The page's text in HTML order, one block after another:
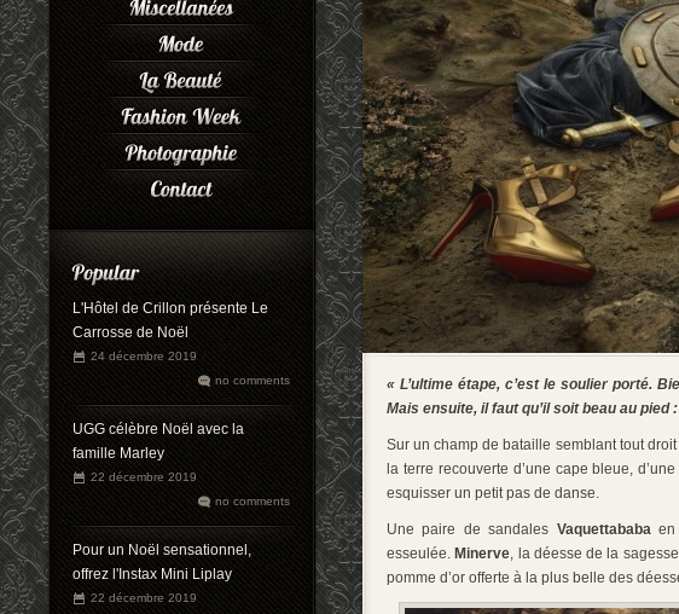
L'Hôtel de Crillon présente Le
Carrosse de Noël
24 décembre 2019
no comments
UGG célèbre Noël avec la
famille Marley
22 décembre 2019
no comments
Pour un Noël sensationnel,
offrez l'Instax Mini Liplay
22 décembre 2019
« L’ultime étape, c’est le soulier porté.
Mais ensuite, il faut qu’il soit beau au pied
Sur un champ de bataille semblant tout
la terre recouverte d’une cape bleue,
esquisser un petit pas de danse.
Une paire de sandales Vaquettababaen
esseulée. Minerve, la déesse de la
pomme d’or offerte à la plus belle des